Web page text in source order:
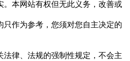
。本网站有权但无此义务，改善或
只作为参考，您须对您自主决定的
法律、法规的强制性规定，不会主